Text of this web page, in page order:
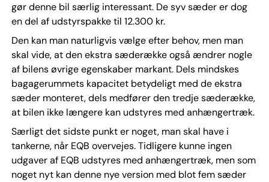
gør denne bil særlig interessant. De syv sæder er dog
en del af udstyrspakke til 12.300 kr.
Den kan man naturligvis vælge efter behov, men man
skal vide, at den ekstra sæderække også ændrer nogle
af bilens øvrige egenskaber markant. Dels mindskes
bagagerummets kapacitet betydeligt med de ekstra
sæder monteret, dels medfører den tredje sæderække,
at bilen ikke længere kan udstyres med anhængertræk.
Særligt det sidste punkt er noget, man skal have i
tankerne, når EQB overvejes. Tidligere kunne ingen
udgaver af EQB udstyres med anhængertræk, men som
noget nyt kan denne nye version med blot fem sæder